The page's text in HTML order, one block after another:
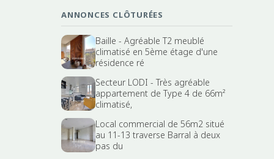
ANNONCES CLÔTURÉES
Baille - Agréable T2 meublé
climatisé en 5ème étage d'une
résidence ré
Secteur LODI - Très agréable
appartement de Type 4 de 66m²
climatisé,
Local commercial de 56m2 situé
au 11-13 traverse Barral à deux
pas du